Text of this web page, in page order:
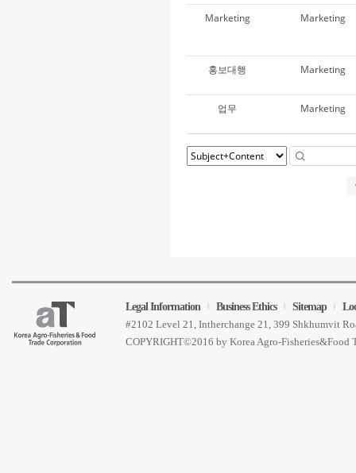
Marketing Marketing
홍보대행 Marketing
업무 Marketing
Legal Information Business Ethics Sitemap
#2102 Level 21, Intherchange 21, 399 Shkhumvit
COPYRIGHT©2016 by Korea Agro-Fisheries&Food